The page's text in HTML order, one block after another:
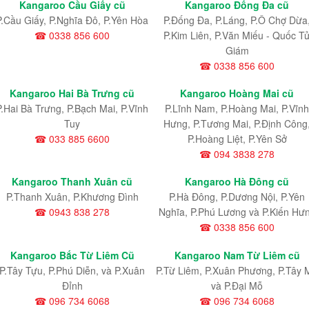
Kangaroo Cầu Giấy cũ
Giấy, P.Nghĩa Đô, P.Yên Hòa
☎ 0338 856 600
Kangaroo Đống Đa cũ
P.Đống Đa, P.Láng, P.Ô Chợ
P.Kim Liên, P.Văn Miếu - Quốc
Giám
☎ 0338 856 600
Kangaroo Hai Bà Trưng cũ
Bà Trưng, P.Bạch Mai, P.Vĩnh
Tuy
☎ 033 885 6600
Kangaroo Hoàng Mai cũ
P.Lĩnh Nam, P.Hoàng Mai, P.Vĩnh
Hưng, P.Tương Mai, P.Định
P.Hoàng Liệt, P.Yên Sở
☎ 094 3838 278
Kangaroo Thanh Xuân cũ
P.Thanh Xuân, P.Khương Đình
☎ 0943 838 278
Kangaroo Hà Đông cũ
P.Hà Đông, P.Dương Nội, P.Yên
Nghĩa, P.Phú Lương và P.Kiến
☎ 0338 856 600
Kangaroo Bắc Từ Liêm Cũ
P.Tây Tựu, P.Phú Diễn, và P.Xuân
Đỉnh
☎ 096 734 6068
Kangaroo Nam Từ Liêm cũ
P.Từ Liêm, P.Xuân Phương, P.Tây
và P.Đại Mỗ
☎ 096 734 6068